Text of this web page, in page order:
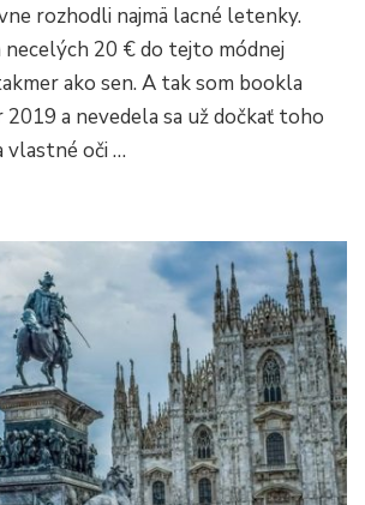
Miláne
za
40
hodín?
rozhodli najmä lacné letenky.
necelých 20 € do tejto módnej
ako sen. A tak som bookla
a nevedela sa už dočkať toho
vlastné oči …